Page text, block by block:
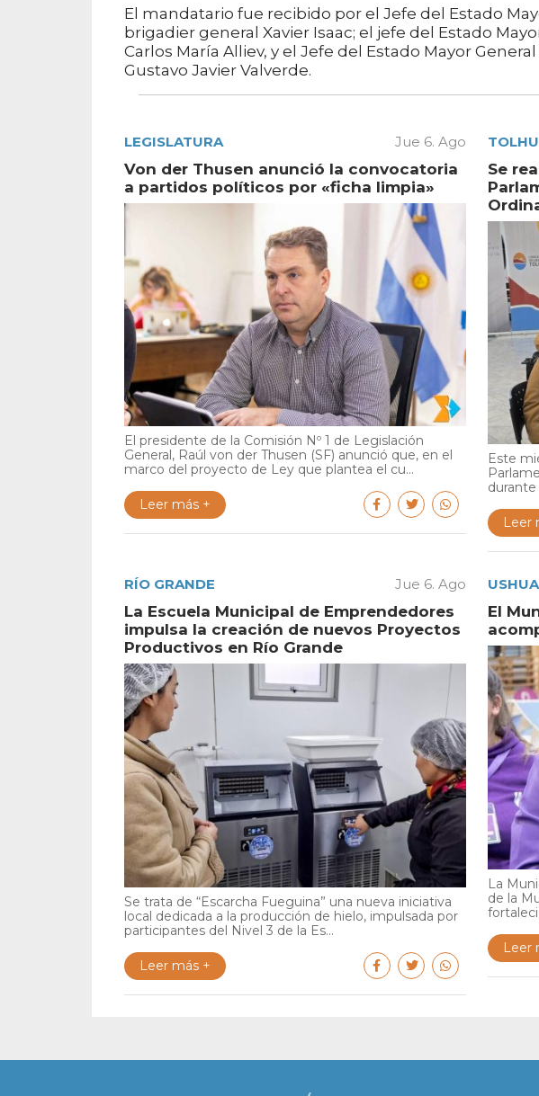
El mandatario fue recibido por el Jefe del Estado
brigadier general Xavier Isaac; el jefe del Estado
Carlos María Alliev, y el Jefe del Estado Mayor
Gustavo Javier Valverde.
LEGISLATURA Jue 6. Ago
Von der Thusen anunció la convocatoria
a partidos políticos por «ficha limpia»
El presidente de la Comisión Nº 1 de Legislación
General, Raúl von der Thusen (SF) anunció que, en el
marco del proyecto de Ley que plantea el cu...
Leer más +
Se
Este
durante
Leer
RÍO GRANDE Jue 6. Ago
La Escuela Municipal de Emprendedores
impulsa la creación de nuevos Proyectos
Productivos en Río Grande
Se trata de “Escarcha Fueguina” una nueva iniciativa
local dedicada a la producción de hielo, impulsada por
participantes del Nivel 3 de la Es...
Leer más +
El
La
de la
Leer